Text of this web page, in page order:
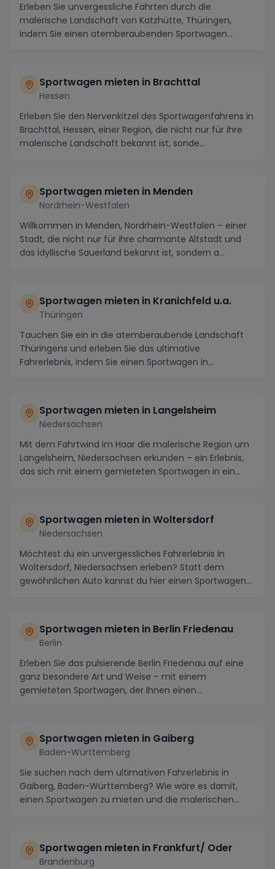
Erleben Sie unvergessliche Fahrten durch die
malerische Landschaft von Katzhütte, Thüringen,
indem Sie einen atemberaubenden Sportwagen
Sportwagen mieten in Brachttal
Hessen
Erleben Sie den Nervenkitzel des Sportwagenfahrens in
Brachttal, Hessen, einer Region, die nicht nur für ihre
malerische Landschaft bekannt ist, sonde...
Sportwagen mieten in Menden
Nordrhein-Westfalen
Willkommen in Menden, Nordrhein-Westfalen – einer
Stadt, die nicht nur für ihre charmante Altstadt und
das idyllische Sauerland bekannt ist, sondern a...
Sportwagen mieten in Kranichfeld u.a.
Thüringen
Tauchen Sie ein in die atemberaubende Landschaft
Thüringens und erleben Sie das ultimative
Fahrerlebnis, indem Sie einen Sportwagen in
Sportwagen mieten in Langelsheim
Niedersachsen
Mit dem Fahrtwind im Haar die malerische Region um
Langelsheim, Niedersachsen erkunden – ein Erlebnis,
das sich mit einem gemieteten Sportwagen in ein...
Sportwagen mieten in Woltersdorf
Niedersachsen
Möchtest du ein unvergessliches Fahrerlebnis in
Woltersdorf, Niedersachsen erleben? Statt dem
gewöhnlichen Auto kannst du hier einen Sportwagen
Sportwagen mieten in Berlin Friedenau
Berlin
Erleben Sie das pulsierende Berlin Friedenau auf eine
ganz besondere Art und Weise – mit einem
gemieteten Sportwagen, der Ihnen einen
Sportwagen mieten in Gaiberg
Baden-Württemberg
Sie suchen nach dem ultimativen Fahrerlebnis in
Gaiberg, Baden-Württemberg? Wie wäre es damit,
einen Sportwagen zu mieten und die malerischen
Sportwagen mieten in Frankfurt/ Oder
Brandenburg